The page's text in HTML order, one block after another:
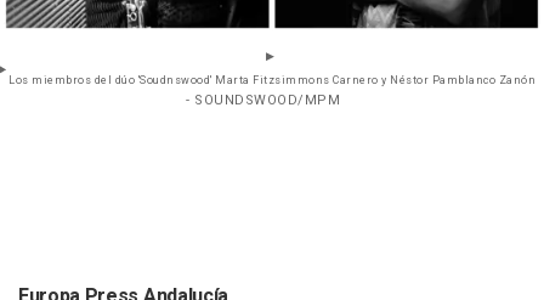
Los miembros del dúo 'Soudnswood' Marta Fitzsimmons Carnero y Néstor Pamblanco Zanón
- SOUNDSWOOD/MPM